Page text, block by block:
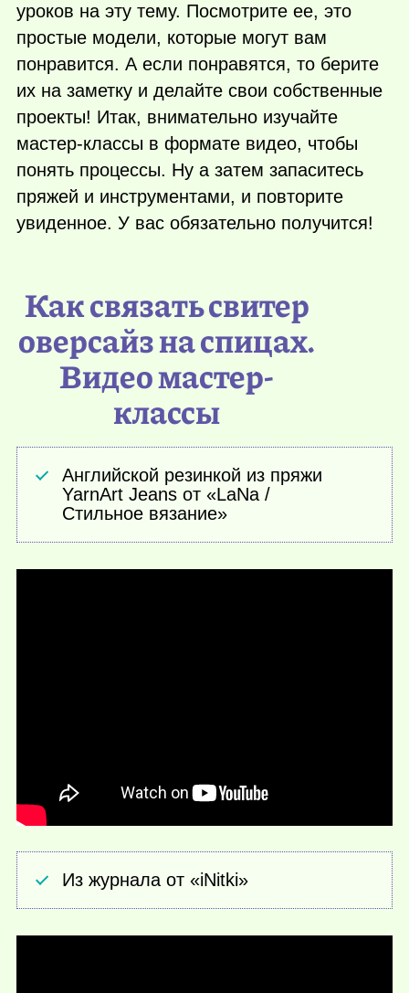
уроков на эту тему. Посмотрите ее, это
простые модели, которые могут вам
понравится. А если понравятся, то берите
их на заметку и делайте свои собственные
проекты! Итак, внимательно изучайте
мастер-классы в формате видео, чтобы
понять процессы. Ну а затем запаситесь
пряжей и инструментами, и повторите
увиденное. У вас обязательно получится!
Как связать свитер
оверсайз на спицах.
Видео мастер-
классы
Английской резинкой из пряжи
YarnArt Jeans от «LaNa /
Стильное вязание»
Из журнала от «iNitki»